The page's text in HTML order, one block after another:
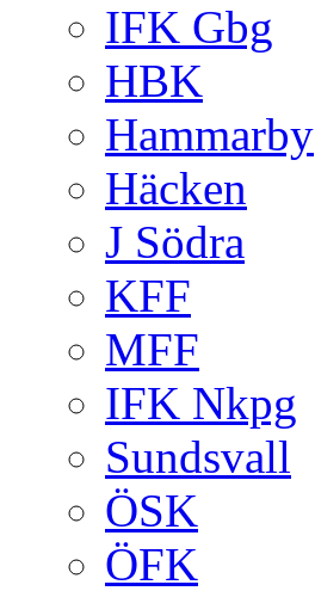
IFK Gbg
HBK
Hammarby
Häcken
J Södra
KFF
MFF
IFK Nkpg
Sundsvall
ÖSK
ÖFK